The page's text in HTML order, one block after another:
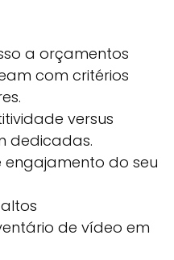
a orçamentos
com critérios
versus
dedicadas.
do seu
de vídeo em